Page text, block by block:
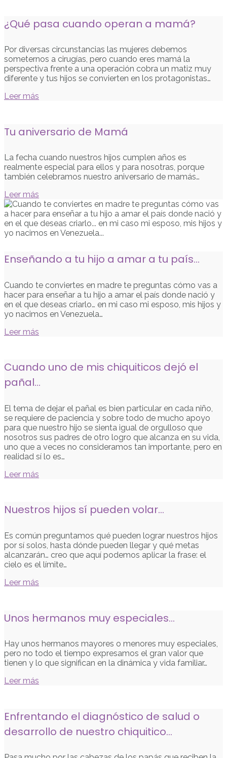
¿Qué pasa cuando operan a mamá?
Por diversas circunstancias las mujeres debemos
someternos a cirugías, pero cuando eres mamá la
perspectiva frente a una operación cobra un matiz muy
diferente y tus hijos se convierten en los protagonistas…
Leer más
Tu aniversario de Mamá
La fecha cuando nuestros hijos cumplen años es
realmente especial para ellos y para nosotras, porque
también celebramos nuestro aniversario de mamás…
Leer más
Enseñando a tu hijo a amar a tu país…
Cuando te conviertes en madre te preguntas cómo vas a
hacer para enseñar a tu hijo a amar el país donde nació y
en el que deseas criarlo… en mi caso mi esposo, mis hijos y
yo nacimos en Venezuela…
Leer más
Cuando uno de mis chiquiticos dejó el
pañal…
El tema de dejar el pañal es bien particular en cada niño,
se requiere de paciencia y sobre todo de mucho apoyo
para que nuestro hijo se sienta igual de orgulloso que
nosotros sus padres de otro logro que alcanza en su vida,
uno que a veces no consideramos tan importante, pero en
realidad sí lo es…
Leer más
Nuestros hijos sí pueden volar…
Es común preguntamos qué pueden lograr nuestros hijos
por sí solos, hasta dónde pueden llegar y qué metas
alcanzarán… creo que aquí podemos aplicar la frase: el
cielo es el límite…
Leer más
Unos hermanos muy especiales…
Hay unos hermanos mayores o menores muy especiales,
pero no todo el tiempo expresamos el gran valor que
tienen y lo que significan en la dinámica y vida familiar…
Leer más
Enfrentando el diagnóstico de salud o
desarrollo de nuestro chiquitico…